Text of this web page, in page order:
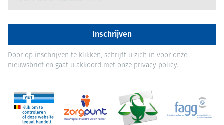
Inschrijven
Door op inschrijven te klikken, schrijft u zich in voor onze
nieuwsbrief en gaat u akkoord met onze privacy policy.